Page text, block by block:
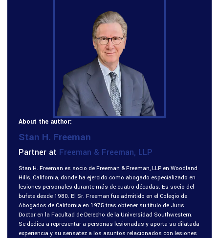
About the author:
Stan H. Freeman
Partner at Freeman & Freeman, LLP
Stan H. Freeman es socio de Freeman & Freeman, LLP en Woodland
Hills, California, donde ha ejercido como abogado especializado en
lesiones personales durante más de cuatro décadas. Es socio del
bufete desde 1980. El Sr. Freeman fue admitido en el Colegio de
Abogados de California en 1975 tras obtener su título de Juris
Doctor en la Facultad de Derecho de la Universidad Southwestern.
Se dedica a representar a personas lesionadas y aporta su dilatada
experiencia y su sensatez a los asuntos relacionados con lesiones